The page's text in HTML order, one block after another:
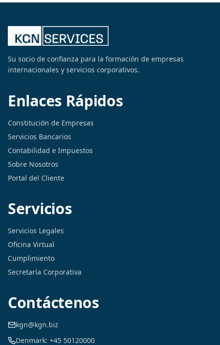
Su socio de confianza para la formación de empresas
internacionales y servicios corporativos.
Enlaces Rápidos
Constitución de Empresas
Servicios Bancarios
Contabilidad e Impuestos
Sobre Nosotros
Portal del Cliente
Servicios
Servicios Legales
Oficina Virtual
Cumplimiento
Secretaría Corporativa
Contáctenos
kgn@kgn.biz
Denmark: +45 50120000